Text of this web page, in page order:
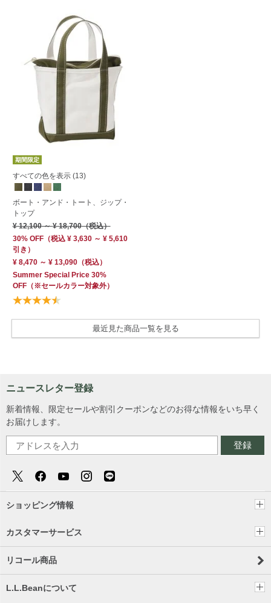
期間限定
すべての色を表示 (13)
ボート・アンド・トート、ジップ・
トップ
¥ 12,100～¥ 18,700（税込）
30% OFF（税込 ¥ 3,630 ～ ¥ 5,610
引き）
¥ 8,470 ～ ¥ 13,090（税込）
Summer Special Price 30%
OFF（※セールカラー対象外）
最近見た商品一覧を見る
ニュースレター登録
新着情報、限定セールや割引クーポンなどのお得な情報をいち早く
お届けします。
登録
ショッピング情報
カスタマーサービス
リコール商品
L.L.Beanについて